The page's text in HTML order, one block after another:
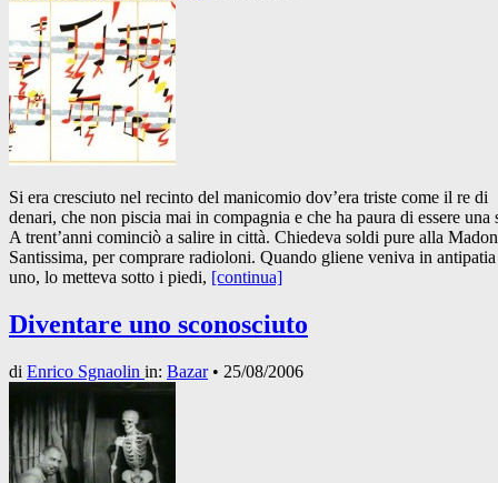
Si era cresciuto nel recinto del manicomio dov’era triste come il re di
denari, che non piscia mai in compagnia e che ha paura di essere una
A trent’anni cominciò a salire in città. Chiedeva soldi pure alla
Santissima, per comprare radioloni. Quando gliene veniva in antipatia
uno, lo metteva sotto i piedi, [continua]
Diventare uno sconosciuto
di Enrico Sgnaolin in: Bazar• 25/08/2006